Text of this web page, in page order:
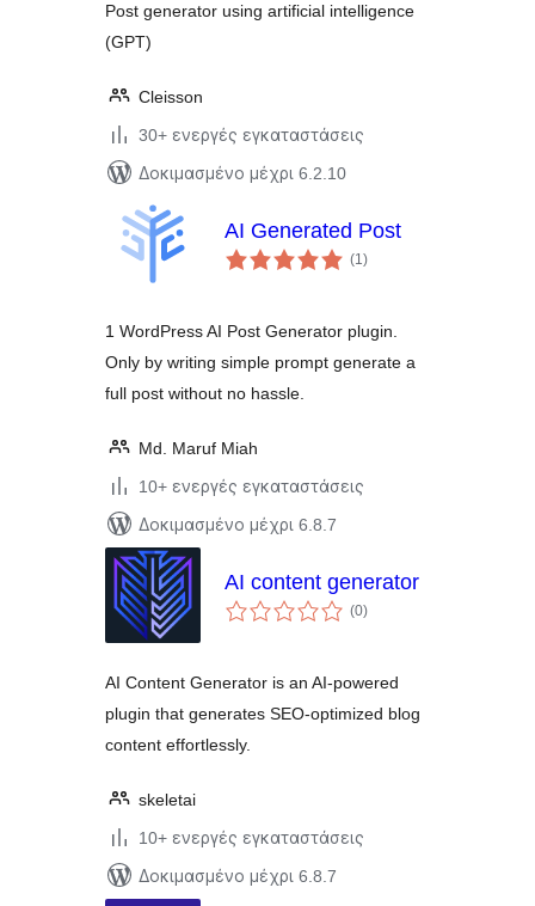
Post generator using artificial intelligence
(GPT)
Cleisson
30+ ενεργές εγκαταστάσεις
Δοκιμασμένο μέχρι 6.2.10
AI Generated Post
(1αξιολογήσεις
σύνολο
)
1 WordPress AI Post Generator plugin.
Only by writing simple prompt generate a
full post without no hassle.
Md. Maruf Miah
10+ ενεργές εγκαταστάσεις
Δοκιμασμένο μέχρι 6.8.7
AI content generator
(0αξιολογήσεις
σύνολο
)
AI Content Generator is an AI-powered
plugin that generates SEO-optimized blog
content effortlessly.
skeletai
10+ ενεργές εγκαταστάσεις
Δοκιμασμένο μέχρι 6.8.7